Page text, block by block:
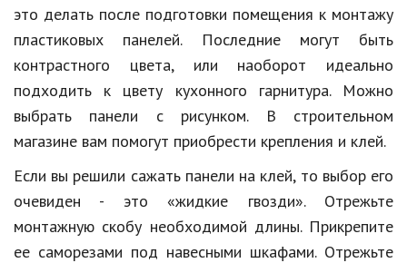
Праздники и подарки
Кинематограф
Домашние животные
Семья и дети
Путешествия
Строительство
Культура и общество
это делать после подготовки помещения к монтажу
пластиковых панелей. Последние могут быть
контрастного цвета, или наоборот идеально
подходить к цвету кухонного гарнитура. Можно
выбрать панели с рисунком. В строительном
магазине вам помогут приобрести крепления и клей.
Если вы решили сажать панели на клей, то выбор его
очевиден - это «жидкие гвозди». Отрежьте
монтажную скобу необходимой длины. Прикрепите
ее саморезами под навесными шкафами. Отрежьте